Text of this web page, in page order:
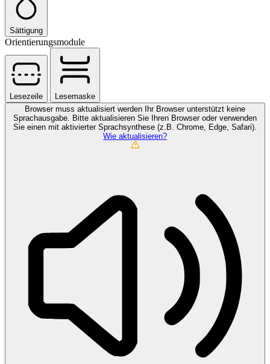
Sättigung
Orientierungsmodule
Lesezeile
Lesemaske
Browser muss aktualisiert werden
Ihr Browser unterstützt keine
Sprachausgabe. Bitte aktualisieren Sie Ihren Browser oder verwenden
Sie einen mit aktivierter Sprachsynthese (z.B. Chrome, Edge, Safari).
Wie aktualisieren?